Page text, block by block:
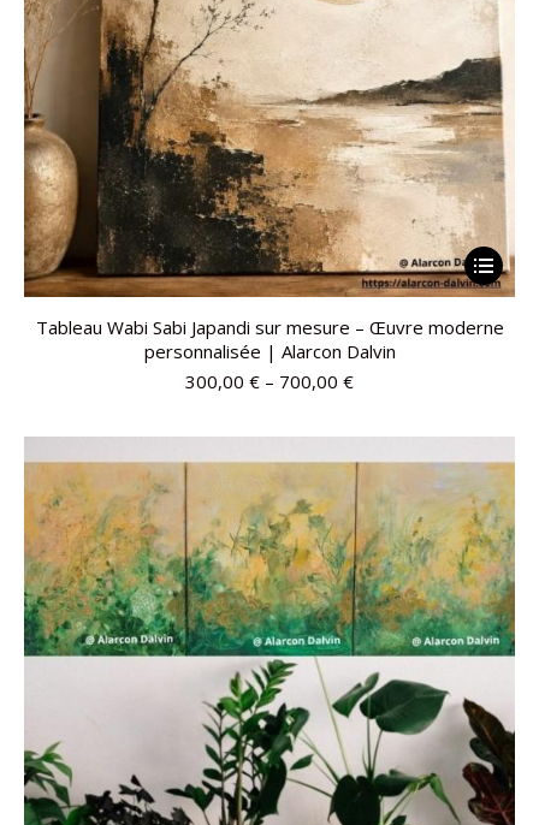
Tableau Wabi Sabi Japandi sur mesure – Œuvre moderne
personnalisée | Alarcon Dalvin
300,00 € – 700,00 €